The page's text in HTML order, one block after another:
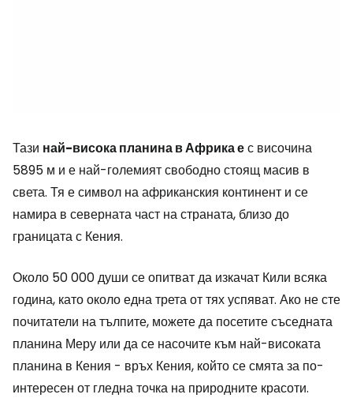
Тази най-висока планина в Африка ес височина
5895 м и е най-големият свободно стоящ масив в
света. Тя е символ на африканския континент и се
намира в северната част на страната, близо до
границата с Кения.
Около 50 000 души се опитват да изкачат Кили всяка
година, като около една трета от тях успяват. Ако не сте
почитатели на тълпите, можете да посетите съседната
планина Меру или да се насочите към най-високата
планина в Кения - връх Кения, който се смята за по-
интересен от гледна точка на природните красоти.